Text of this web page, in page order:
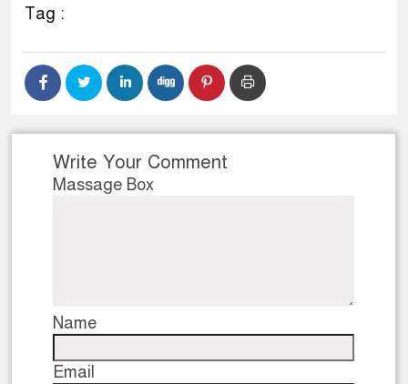
Tag :
Write Your Comment
Massage Box
Name
Email